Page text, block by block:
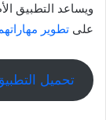
ويساعد التطبيق
على تطوير
تحميل